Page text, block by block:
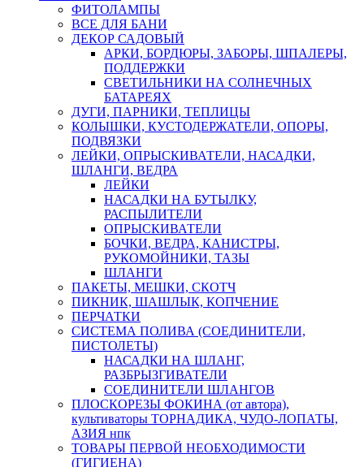
ФИТОЛАМПЫ
ВСЕ ДЛЯ БАНИ
ДЕКОР САДОВЫЙ
АРКИ, БОРДЮРЫ, ЗАБОРЫ, ШПАЛЕРЫ,
ПОДДЕРЖКИ
СВЕТИЛЬНИКИ НА СОЛНЕЧНЫХ
БАТАРЕЯХ
ДУГИ, ПАРНИКИ, ТЕПЛИЦЫ
КОЛЫШКИ, КУСТОДЕРЖАТЕЛИ, ОПОРЫ,
ПОДВЯЗКИ
ЛЕЙКИ, ОПРЫСКИВАТЕЛИ, НАСАДКИ,
ШЛАНГИ, ВЕДРА
ЛЕЙКИ
НАСАДКИ НА БУТЫЛКУ,
РАСПЫЛИТЕЛИ
ОПРЫСКИВАТЕЛИ
БОЧКИ, ВЕДРА, КАНИСТРЫ,
РУКОМОЙНИКИ, ТАЗЫ
ШЛАНГИ
ПАКЕТЫ, МЕШКИ, СКОТЧ
ПИКНИК, ШАШЛЫК, КОПЧЕНИЕ
ПЕРЧАТКИ
СИСТЕМА ПОЛИВА (СОЕДИНИТЕЛИ,
ПИСТОЛЕТЫ)
НАСАДКИ НА ШЛАНГ,
РАЗБРЫЗГИВАТЕЛИ
СОЕДИНИТЕЛИ ШЛАНГОВ
ПЛОСКОРЕЗЫ ФОКИНА (от автора),
культиваторы ТОРНАДИКА, ЧУДО-ЛОПАТЫ,
АЗИЯ нпк
ТОВАРЫ ПЕРВОЙ НЕОБХОДИМОСТИ
(ГИГИЕНА)